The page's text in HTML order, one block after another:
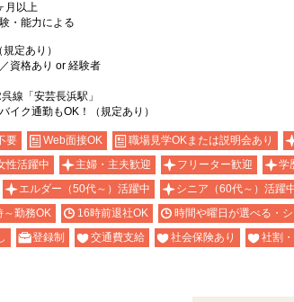
月以上
・能力による
定あり）
資格あり or 経験者
線「安芸長浜駅」
イク通勤もOK！（規定あり）
要 Web面接OK 職場見学OKまたは説明会あり
性活躍中 主婦・主夫歓迎 フリーター歓迎 学
エルダー（50代～）活躍中 シニア（60代～）活躍
～勤務OK 16時前退社OK 時間や曜日が選べる・
登録制 交通費支給 社会保険あり 社割